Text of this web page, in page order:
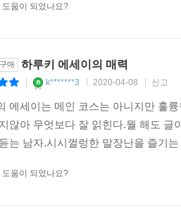
도움이 되었나요?
구매 하루키 에세이의 매력
k*******3 2020-04-08 신고
에세이는 메인 코스는 아니지만 훌
않아 무엇보다 잘 읽힌다.뭘 해도
는 남자.시시껄렁한 말장난을 즐기
도움이 되었나요?